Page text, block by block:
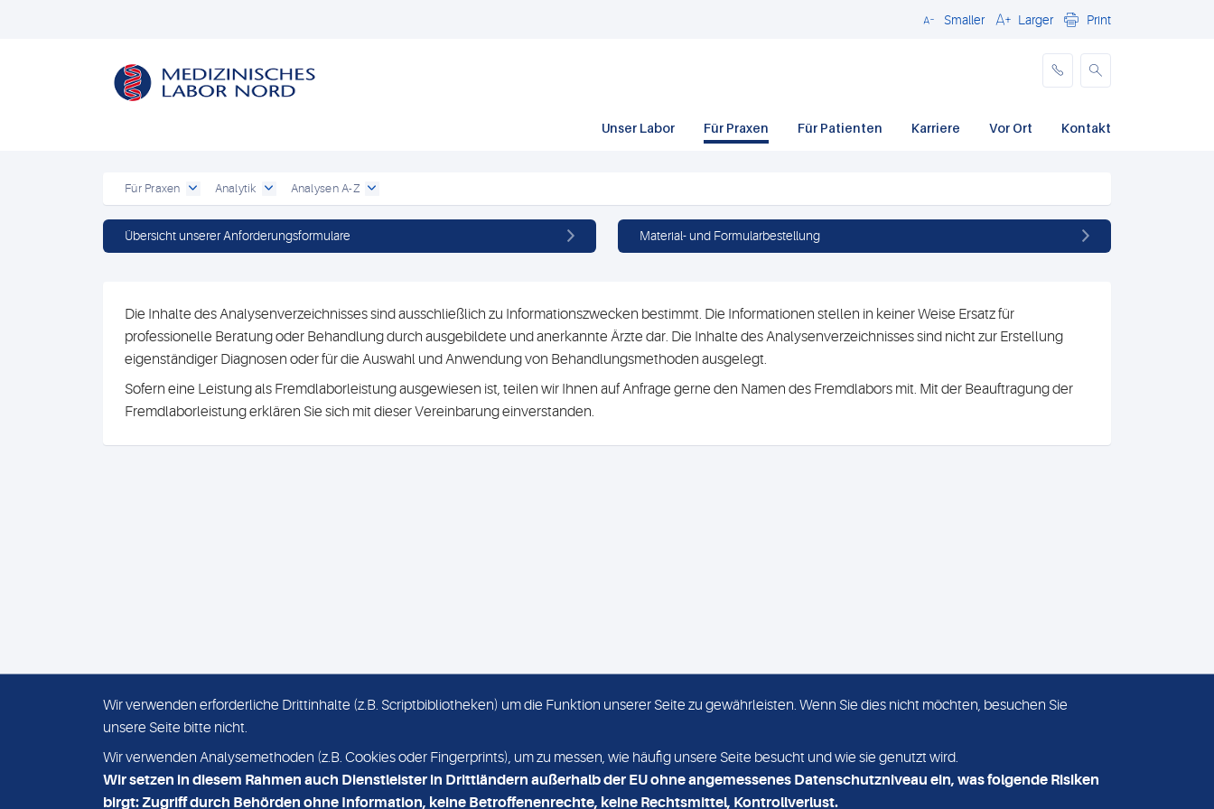
SchließenSmaller Larger Print
Unser Labor Für Praxen Für Patienten Karriere Vor Ort Kontakt
Für Praxen Analytik Analysen A-Z
Übersicht unserer Anforderungsformulare Material- und Formularbestellung
Die Inhalte des Analysenverzeichnisses sind ausschließlich zu Informationszwecken bestimmt. Die Informationen stellen in keiner Weise Ersatz für
professionelle Beratung oder Behandlung durch ausgebildete und anerkannte Ärzte dar. Die Inhalte des Analysenverzeichnisses sind nicht zur Erstellung
eigenständiger Diagnosen oder für die Auswahl und Anwendung von Behandlungsmethoden ausgelegt.
Sofern eine Leistung als Fremdlaborleistung ausgewiesen ist, teilen wir Ihnen auf Anfrage gerne den Namen des Fremdlabors mit. Mit der Beauftragung der
Fremdlaborleistung erklären Sie sich mit dieser Vereinbarung einverstanden.
IMPRESSUM
MVZ Medizinisches Labor
Nord MLN GmbH
Wir verwenden erforderliche Drittinhalte (z.B. Scriptbibliotheken) um die Funktion unserer Seite zu gewährleisten. Wenn Sie dies nicht möchten, besuchen Sie
unsere Seite bitte nicht.
Wir verwenden Analysemethoden (z.B. Cookies oder Fingerprints), um zu messen, wie häufig unsere Seite besucht und wie sie genutzt wird.
Wir setzen in diesem Rahmen auch Dienstleister in Drittländern außerhalb der EU ohne angemessenes Datenschutzniveau ein, was folgende Risiken
birgt: Zugriff durch Behörden ohne Information, keine Betroffenenrechte, keine Rechtsmittel, Kontrollverlust.